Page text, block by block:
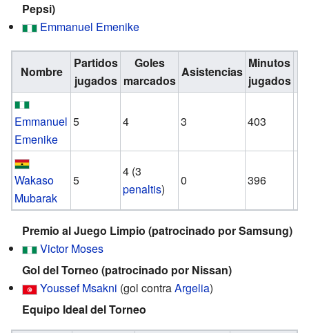
Pepsi)
Emmanuel Emenike
Nombre
Partidos
jugados
Goles
marcados
Asistencias
Minutos
jugados
Emmanuel
Emenike
5 4 3 403
Wakaso
Mubarak
5
4 (3
penaltis)
0 396
Premio al Juego Limpio (patrocinado por Samsung)
Victor Moses
Gol del Torneo (patrocinado por Nissan)
Youssef Msakni (gol contraArgelia)
Equipo Ideal del Torneo